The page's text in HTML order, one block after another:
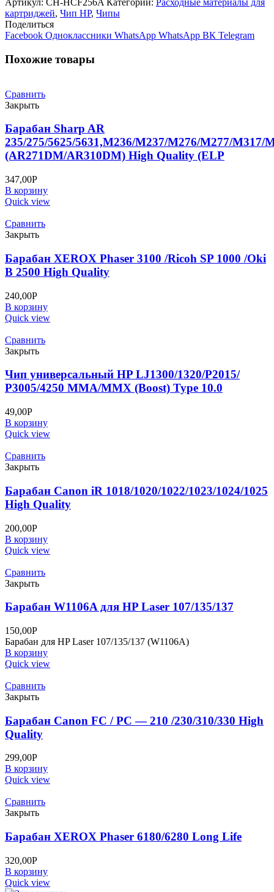
картриджа
CF256A
Black,
7.4K
Артикул: CH-HCF256A Категории: Расходные материалы для
картриджей, Чип НР, Чипы
Поделиться
Facebook Одноклассники WhatsApp WhatsApp ВК Telegram
Похожие товары
Сравнить
Закрыть
Барабан Sharp AR
235/275/5625/5631,M236/M237/M276/M277/M317/
(AR271DM/AR310DM) High Quality (ELP
347,00Р
В корзину
Quick view
Сравнить
Закрыть
Барабан XEROX Phaser 3100 /Ricoh SP 1000 /Oki
B 2500 High Quality
240,00Р
В корзину
Quick view
Сравнить
Закрыть
Чип универсальный HP LJ1300/1320/P2015/
P3005/4250 MMA/MMX (Boost) Type 10.0
49,00Р
В корзину
Quick view
Сравнить
Закрыть
Барабан Canon iR 1018/1020/1022/1023/1024/1025
High Quality
200,00Р
В корзину
Quick view
Сравнить
Закрыть
Барабан W1106A для HP Laser 107/135/137
150,00Р
Барабан для HP Laser 107/135/137 (W1106A)
В корзину
Quick view
Сравнить
Закрыть
Барабан Canon FC / PC — 210 /230/310/330 High
Quality
299,00Р
В корзину
Quick view
Сравнить
Закрыть
Барабан XEROX Phaser 6180/6280 Long Life
320,00Р
В корзину
Quick view